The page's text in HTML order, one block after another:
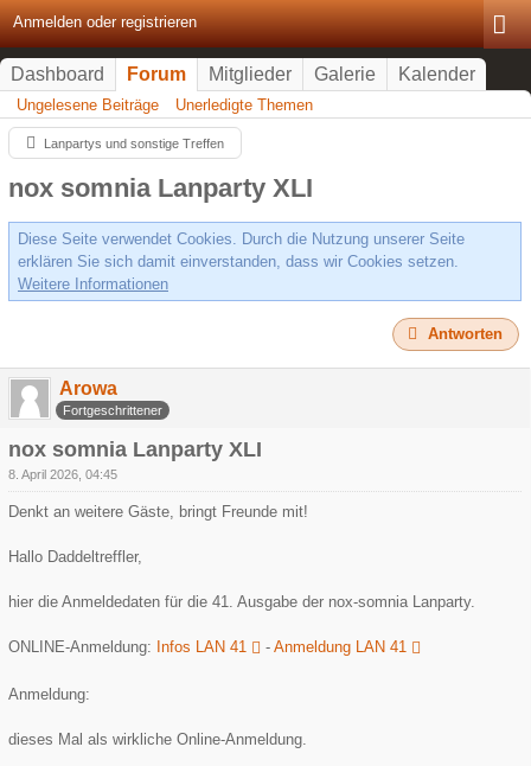
Anmelden oder registrieren
Dashboard Forum Mitglieder Galerie Kalender
Ungelesene Beiträge Unerledigte Themen
Lanpartys und sonstige Treffen
nox somnia Lanparty XLI
Diese Seite verwendet Cookies. Durch die Nutzung unserer Seite
erklären Sie sich damit einverstanden, dass wir Cookies setzen.
Weitere Informationen
Antworten
Arowa
Fortgeschrittener
nox somnia Lanparty XLI
8. April 2026, 04:45
Denkt an weitere Gäste, bringt Freunde mit!
Hallo Daddeltreffler,
hier die Anmeldedaten für die 41. Ausgabe der nox-somnia Lanparty.
ONLINE-Anmeldung: Infos LAN 41 - Anmeldung LAN 41
Anmeldung:
dieses Mal als wirkliche Online-Anmeldung.